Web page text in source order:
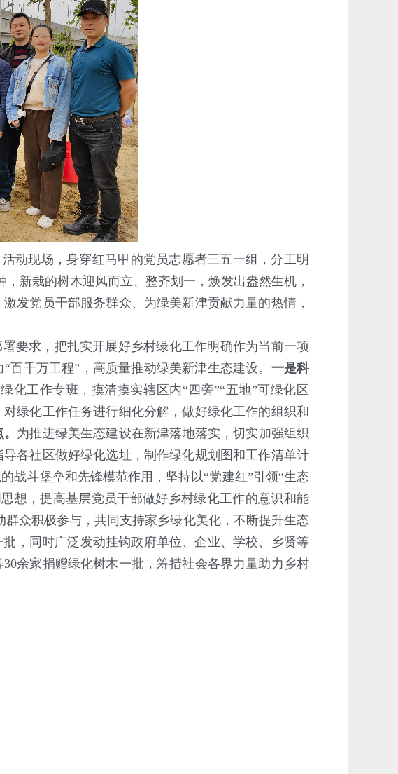
动现场，身穿红马甲的党员志愿者三五一组，分工明
新栽的树木迎风而立、整齐划一，焕发出盎然生机，
发党员干部服务群众、为绿美新津贡献力量的热情，
要求，把扎实开展好乡村绿化工作明确作为当前一项
千万工程”，高质量推动绿美新津生态建设。 一是科
化工作专班，摸清摸实辖区内“四旁”“五地”可绿化区
绿化工作任务进行细化分解，做好绿化工作的组织和
为推进绿美生态建设在新津落地落实，切实加强组织
各社区做好绿化选址，制作绿化规划图和工作清单计
战斗堡垒和先锋模范作用，坚持以“党建红”引领“生态
想，提高基层党员干部做好乡村绿化工作的意识和能
众积极参与，共同支持家乡绿化美化，不断提升生态
，同时广泛发动挂钩政府单位、企业、学校、乡贤等
余家捐赠绿化树木一批，筹措社会各界力量助力乡村